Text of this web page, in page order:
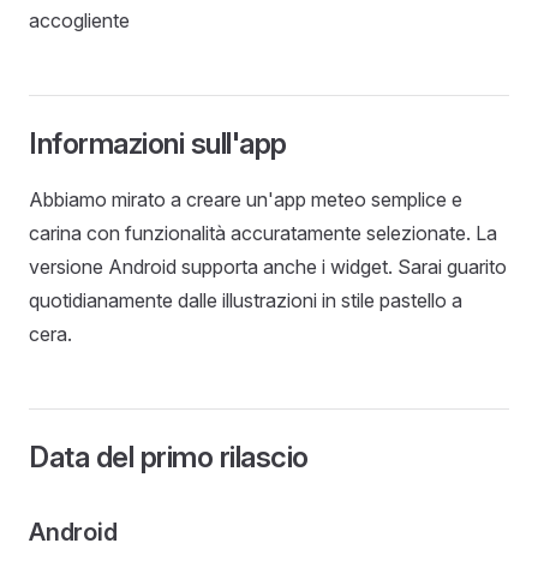
accogliente
Informazioni sull'app
Abbiamo mirato a creare un'app meteo semplice e
carina con funzionalità accuratamente selezionate. La
versione Android supporta anche i widget. Sarai guarito
quotidianamente dalle illustrazioni in stile pastello a
cera.
Data del primo rilascio
Android